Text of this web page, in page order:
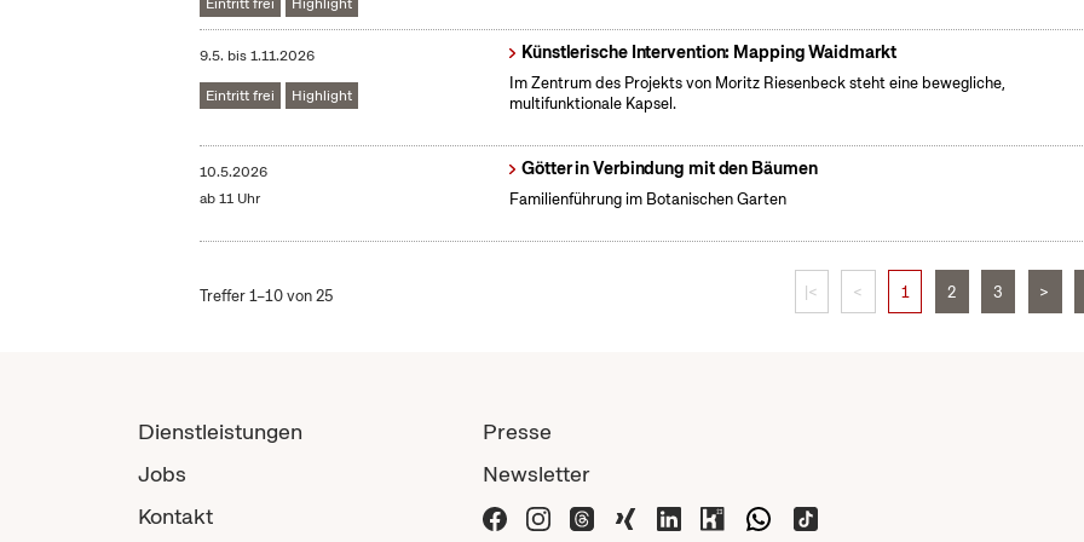
9.5. bis1.11.2026
Eintritt frei Highlight
Künstlerische Intervention: Mapping Waidmarkt
Im Zentrum des Projekts von Moritz Riesenbeck steht eine bewegliche,
multifunktionale Kapsel.
10.5.2026
ab 11 Uhr
Götter in Verbindung mit den Bäumen
Familienführung im Botanischen Garten
Treffer 1–10 von 25 |< < 1 2 3 >
Dienstleistungen
Jobs
Kontakt
Presse
Newsletter